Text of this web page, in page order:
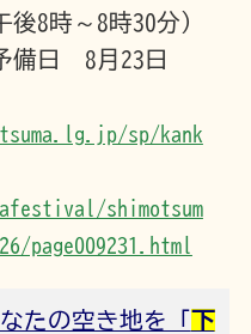
8時～8時30分)
備日 8月23日
sp/kank
shimotsum
page009231.html
たの空き地を「
下